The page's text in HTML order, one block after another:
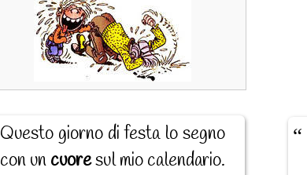
Questo giorno di festa lo segno
con un cuoresul mio calendario.